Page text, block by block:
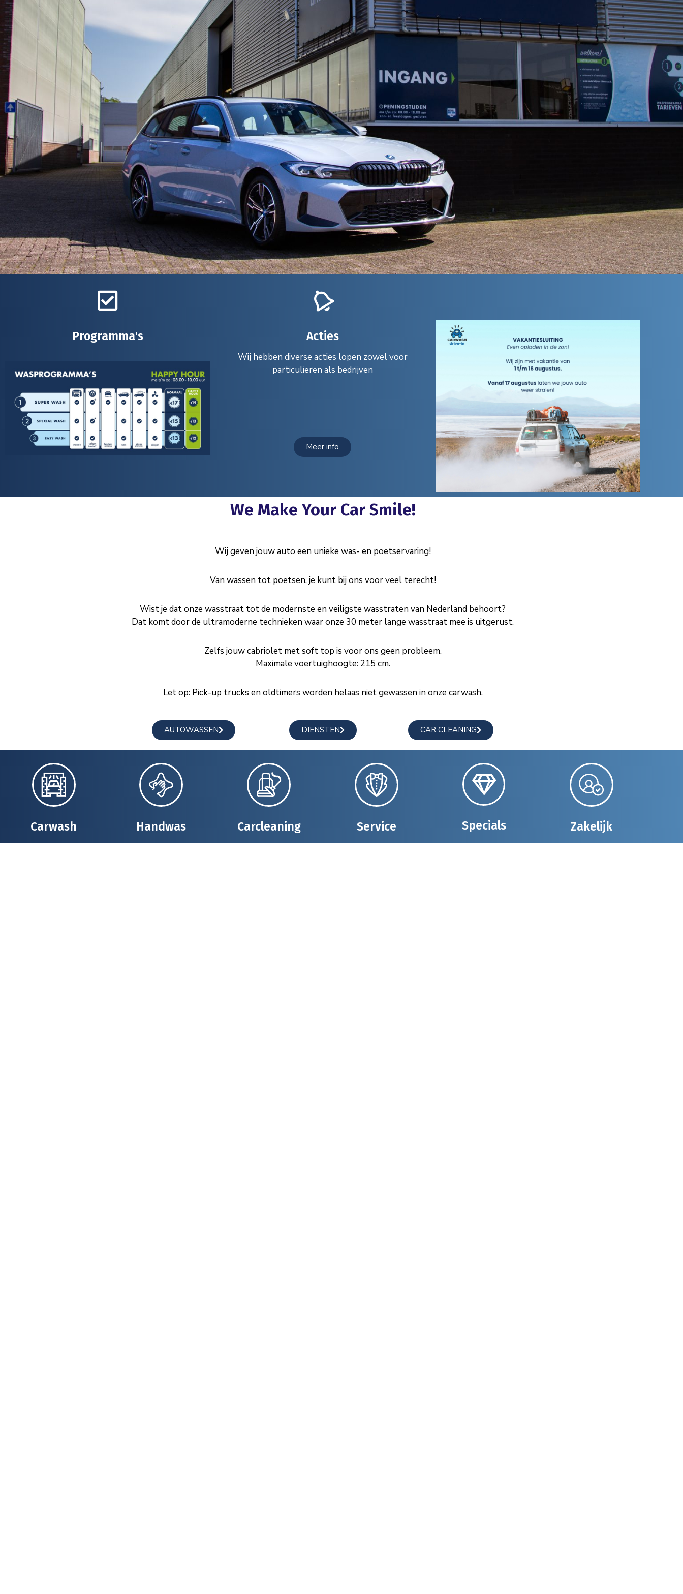
Programma's Acties
Wij hebben diverse acties lopen zowel voor
particulieren als bedrijven
Meer info
We Make Your Car Smile!
Wij geven jouw auto een unieke was- en poetservaring!
Van wassen tot poetsen, je kunt bij ons voor veel terecht!
Wist je dat onze wasstraat tot de modernste en veiligste wasstraten van Nederland behoort?
Dat komt door de ultramoderne technieken waar onze 30 meter lange wasstraat mee is uitgerust.
Zelfs jouw cabriolet met soft top is voor ons geen probleem.
Maximale voertuighoogte: 215 cm.
Let op: Pick-up trucks en oldtimers worden helaas niet gewassen in onze carwash.
AUTOWASSEN DIENSTEN CAR CLEANING
Carwash Handwas Carcleaning Service Specials Zakelijk